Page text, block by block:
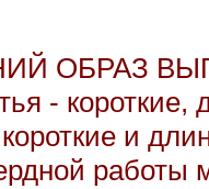
ОБРАЗ
-
и